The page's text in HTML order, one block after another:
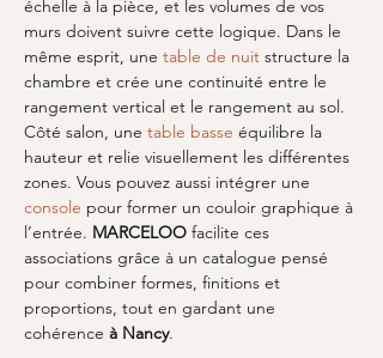
échelle à la pièce, et les volumes de vos
murs doivent suivre cette logique. Dans le
même esprit, une table de nuit structure la
chambre et crée une continuité entre le
rangement vertical et le rangement au sol.
Côté salon, une table basse équilibre la
hauteur et relie visuellement les différentes
zones. Vous pouvez aussi intégrer une
console pour former un couloir graphique à
l’entrée. MARCELOO facilite ces
associations grâce à un catalogue pensé
pour combiner formes, finitions et
proportions, tout en gardant une
cohérence à Nancy.